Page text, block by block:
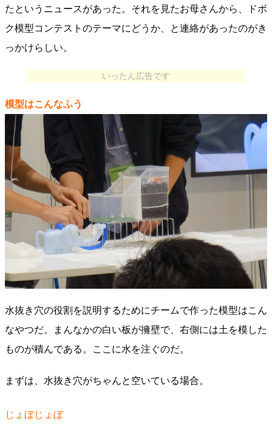
たというニュースがあった。それを見たお母さんから、ドボ
ク模型コンテストのテーマにどうか、と連絡があったのがき
っかけらしい。
いったん広告です
模型はこんなふう
水抜き穴の役割を説明するためにチームで作った模型はこん
なやつだ。まんなかの白い板が擁壁で、右側には土を模した
ものが積んである。ここに水を注ぐのだ。
まずは、水抜き穴がちゃんと空いている場合。
じょぼじょぼ